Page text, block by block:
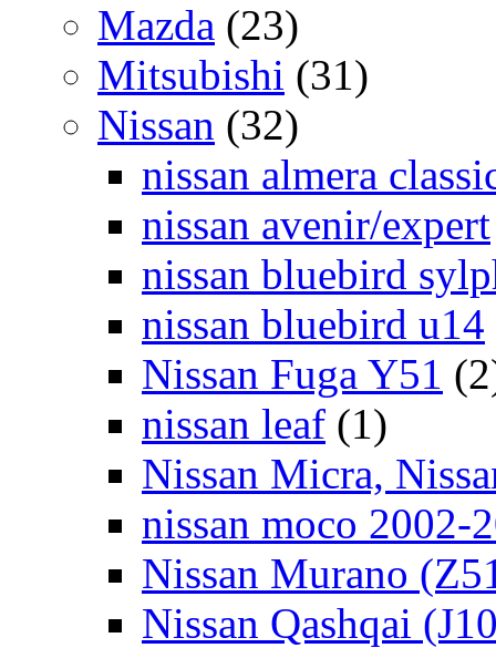
Mazda (23)
Mitsubishi (31)
Nissan (32)
nissan almera
nissan avenir/expert
nissan bluebird
nissan bluebird u14
Nissan Fuga Y51
nissan leaf (1)
Nissan Micra,
nissan moco 2002-
Nissan Murano
Nissan Qashqai